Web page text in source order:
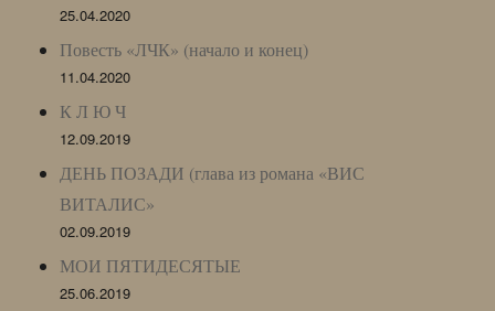
25.04.2020
Повесть «ЛЧК» (начало и конец)
11.04.2020
К Л Ю Ч
12.09.2019
ДЕНЬ ПОЗАДИ (глава из романа «ВИС
ВИТАЛИС»
02.09.2019
МОИ ПЯТИДЕСЯТЫЕ
25.06.2019